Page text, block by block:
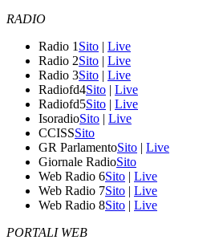
RADIO
Radio 1 Sito | Live
Radio 2Sito | Live
Radio 3Sito | Live
Radiofd4Sito | Live
Radiofd5Sito | Live
IsoradioSito | Live
CCISSSito
GR ParlamentoSito | Live
Giornale RadioSito
Web Radio 6Sito | Live
Web Radio 7Sito | Live
Web Radio 8Sito | Live
PORTALI WEB